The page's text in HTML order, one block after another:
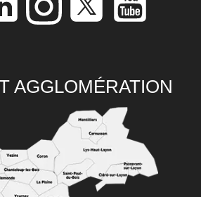
AGGLOMÉRATION